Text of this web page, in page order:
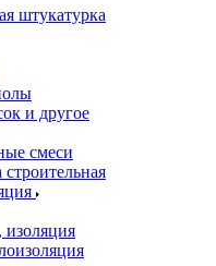
штукатурка
и другое
смеси
изоляция